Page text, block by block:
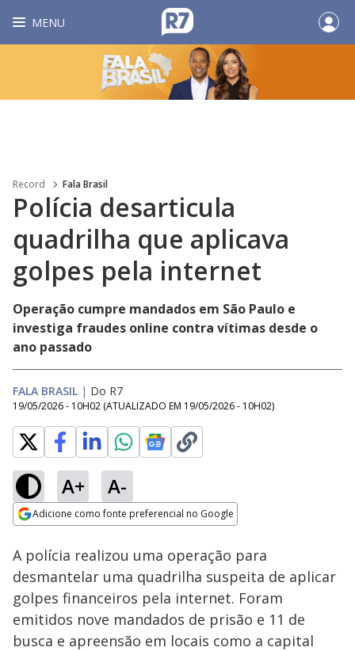
MENU
Record Fala Brasil
Polícia desarticula
quadrilha que aplicava
golpes pela internet
Operação cumpre mandados em São Paulo e
investiga fraudes online contra vítimas desde o
ano passado
FALA BRASIL | Do R7
19/05/2026 - 10H02 (ATUALIZADO EM 19/05/2026 - 10H02)
A+ A-
Adicione como fonte preferencial no Google
Ativar
Loaded
55.90%
A polícia realizou uma operação para
desmantelar uma quadrilha suspeita de aplicar
golpes financeiros pela internet. Foram
emitidos nove mandados de prisão e 11 de
busca e apreensão em locais como a capital